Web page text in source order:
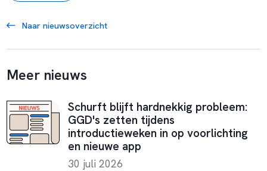
Naar nieuwsoverzicht
Meer nieuws
Schurft blijft hardnekkig probleem:
GGD's zetten tijdens
introductieweken in op voorlichting
en nieuwe app
30 juli 2026